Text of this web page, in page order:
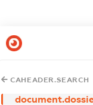
CAHEADER.SEARCH